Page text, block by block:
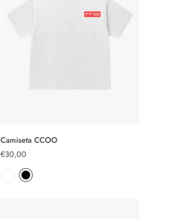
SELECCIONAR
Camiseta CCOO
Precio
regular
€30,00